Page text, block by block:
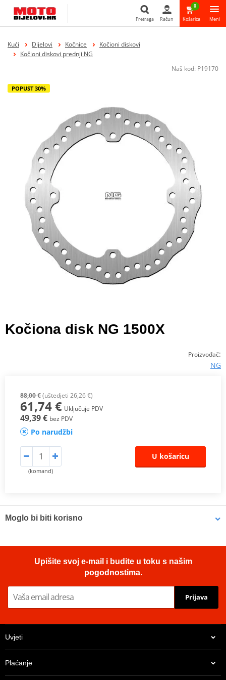
Pretraga Račun
0
Košarica Meni
Kući Dijelovi Kočnice
Kočioni diskovi
Kočioni diskovi prednji NG
Naš kod: P19170
POPUST 30%
Kočiona disk NG 1500X
Proizvođač:
NG
88,00 €(uštedjeti 26,26 €)
61,74 € Uključuje PDV
49,39 € bez PDV
Po narudžbi
(komand)
U košaricu
Moglo bi biti korisno
ml (ideal for workshops)
Upišite svoj e-mail i budite u toku s našim
pogodnostima.
Prijava
Uvjeti
Plaćanje